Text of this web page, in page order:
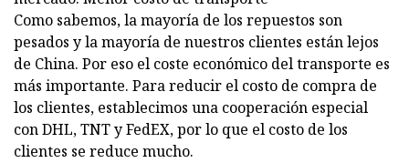
Como sabemos, la mayoría de los repuestos son
pesados ​​y la mayoría de nuestros clientes están lejos
de China. Por eso el coste económico del transporte es
más importante. Para reducir el costo de compra de
los clientes, establecimos una cooperación especial
con DHL, TNT y FedEX, por lo que el costo de los
clientes se reduce mucho.